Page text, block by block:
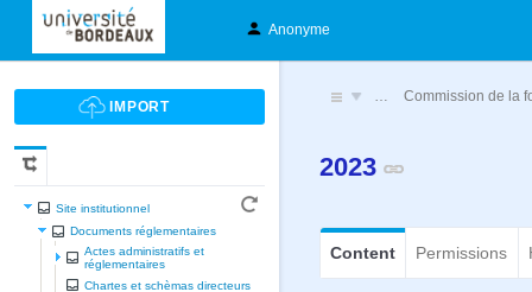
Anonyme
Site institutionnel
Documents réglementaires
Actes administratifs et
réglementaires
Chartes et schèmas directeurs
… Commission de la
2023
Content Permissions